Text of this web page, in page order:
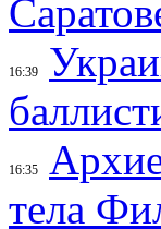
16:39
16:35
тела